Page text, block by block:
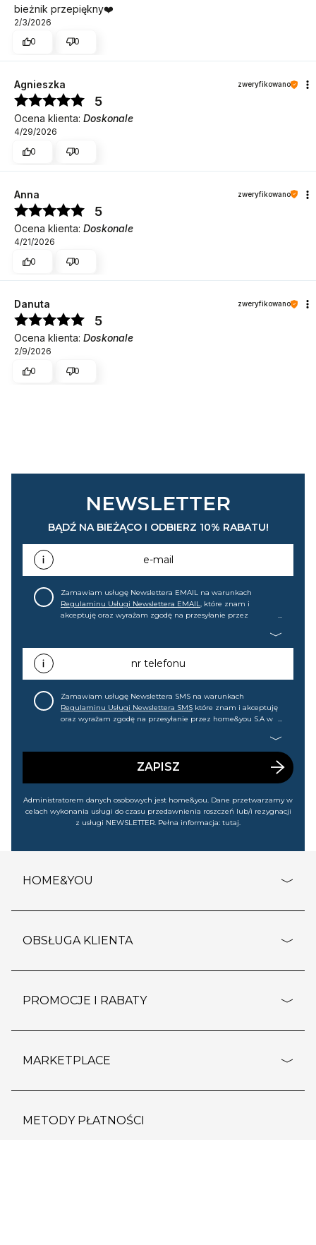
DO KOSZYKA
bieżnik przepiękny❤️
2/3/2026
0
0
Agnieszka zweryfikowano
5
Ocena klienta: Doskonale
4/29/2026
0
0
Anna zweryfikowano
5
Ocena klienta: Doskonale
4/21/2026
0
0
Danuta zweryfikowano
5
Ocena klienta: Doskonale
2/9/2026
0
0
NEWSLETTER
BĄDŹ NA BIEŻĄCO I ODBIERZ 10% RABATU!
e-mail
Zamawiam usługę Newslettera EMAIL na warunkach
Regulaminu Usługi Newslettera EMAIL, które znam i
akceptuję oraz wyrażam zgodę na przesyłanie przez
promocjach, wyprzedażach). Wiem, że mogę tę zgodę w
każdej chwili cofnąć.nr telefonu
Zamawiam usługę Newslettera SMS na warunkach
Regulaminu Usługi Newslettera SMS które znam i akceptuję
oraz wyrażam zgodę na przesyłanie przez home&you S.A w
wyprzedażach). Wiem, że mogę tę zgodę w każdej chwili
ZAPISZ
Administratorem danych osobowych jest home&you. Dane przetwarzamy w
celach wykonania usługi do czasu przedawnienia roszczeń lub/i rezygnacji
z usługi NEWSLETTER. Pełna informacja: tutaj.
HOME&YOU
o firmie
polityka prywatności
kontakt
OBSŁUGA KLIENTA
dostawy i płatność
wypis z subskrypcji
regulamin sklepu
pozostałe regulaminy
PROMOCJE I RABATY
outlet
regulaminy promocji
MARKETPLACE
strefa marek
METODY PŁATNOŚCI